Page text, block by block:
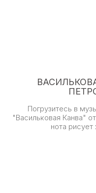
Погрузитесь в
"Васильковая Канва"
нота